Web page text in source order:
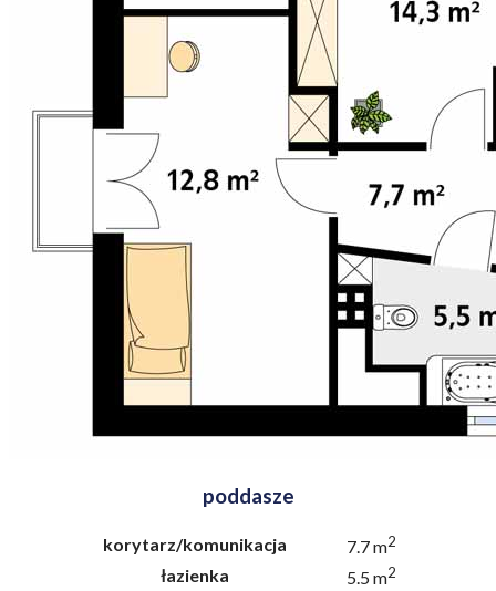
poddasze
korytarz/komunikacja 7.7 m2
łazienka 5.5 m2